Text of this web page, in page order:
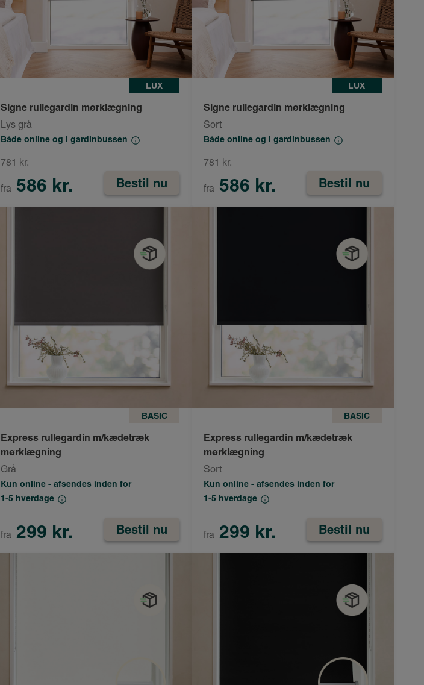
LUX
Signe rullegardin mørklægning
Lys grå
Både online og i gardinbussen
fra 586 kr.
781 kr.
Bestil nu
LUX
Signe rullegardin mørklægning
Sort
Både online og i gardinbussen
fra 586 kr.
781 kr.
Bestil nu
BASIC
Express rullegardin m/kædetræk
mørklægning
Grå
Kun online - afsendes inden for
1-5 hverdage
fra 299 kr. Bestil nu
BASIC
Express rullegardin m/kædetræk
mørklægning
Sort
Kun online - afsendes inden for
1-5 hverdage
fra 299 kr. Bestil nu